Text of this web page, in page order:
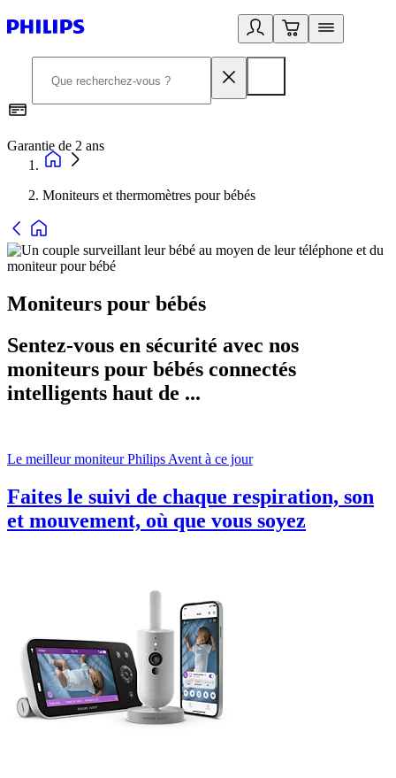
Garantie de 2 ans
Moniteurs et thermomètres pour bébés
Moniteurs pour bébés
Sentez-vous en sécurité avec nos
moniteurs pour bébés connectés
intelligents haut de ...
Le meilleur moniteur Philips Avent à ce jour
Faites le suivi de chaque respiration, son
et mouvement, où que vous soyez